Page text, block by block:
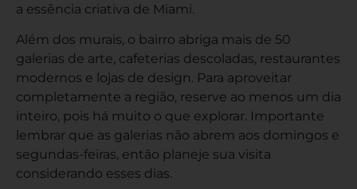
a essência criativa de Miami.
Além dos murais, o bairro abriga mais de 50
galerias de arte, cafeterias descoladas, restaurantes
modernos e lojas de design. Para aproveitar
completamente a região, reserve ao menos um dia
inteiro, pois há muito o que explorar. Importante
lembrar que as galerias não abrem aos domingos e
segundas-feiras, então planeje sua visita
considerando esses dias.